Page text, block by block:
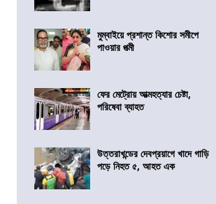
মুম্বাইয়ে প্রশান্ত কিশোর সমীপে
পাওয়ার পত্মী
ফের মেট্রোয় আত্মহত্যার চেষ্টা,
পরিষেবা ব্যাহত
উত্তরাখন্ডের দেবপ্রয়াগে খাদে গাড়ি
পড়ে নিহত ৫, আহত এক